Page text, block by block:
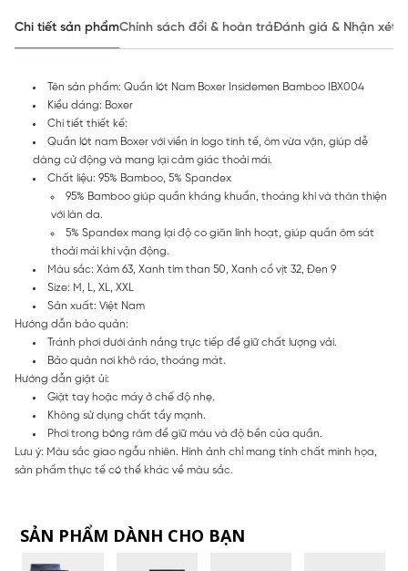
Chi tiết sản phẩmChính sách đổi & hoàn trảĐánh giá & Nhận xét
Tên sản phẩm: Quần lót Nam Boxer Insidemen Bamboo IBX004
Kiểu dáng: Boxer
Chi tiết thiết kế:
Quần lót nam Boxer với viền in logo tinh tế, ôm vừa vặn, giúp dễ
dàng cử động và mang lại cảm giác thoải mái.
Chất liệu: 95% Bamboo, 5% Spandex
95% Bamboo giúp quần kháng khuẩn, thoáng khí và thân thiện
với làn da.
5% Spandex mang lại độ co giãn linh hoạt, giúp quần ôm sát
thoải mái khi vận động.
Màu sắc: Xám 63, Xanh tím than 50, Xanh cổ vịt 32, Đen 9
Size: M, L, XL, XXL
Sản xuất: Việt Nam
Hướng dẫn bảo quản:
Tránh phơi dưới ánh nắng trực tiếp để giữ chất lượng vải.
Bảo quản nơi khô ráo, thoáng mát.
Hướng dẫn giặt ủi:
Giặt tay hoặc máy ở chế độ nhẹ.
Không sử dụng chất tẩy mạnh.
Phơi trong bóng râm để giữ màu và độ bền của quần.
Lưu ý: Màu sắc giao ngẫu nhiên. Hình ảnh chỉ mang tính chất minh họa,
sản phẩm thực tế có thể khác về màu sắc.
SẢN PHẨM DÀNH CHO BẠN